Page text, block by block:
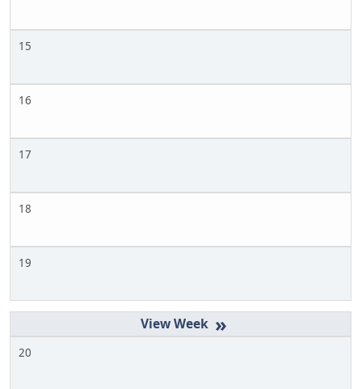
15
16
17
18
19
»
20